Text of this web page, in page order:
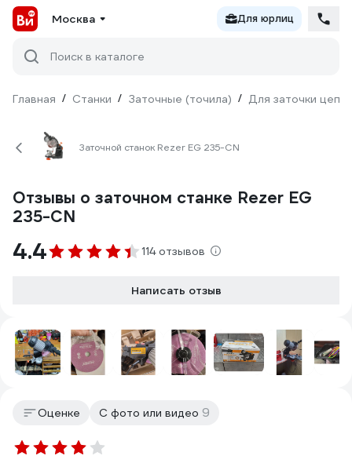
Москва Для юрлиц
Поиск в каталоге
Главная / Станки / Заточные (точила) / Для заточки
Заточной станок Rezer EG 235-CN
Отзывы о заточном станке Rezer EG
235-CN
4.4 114 отзывов
Написать отзыв
Оценке С фото или видео 9